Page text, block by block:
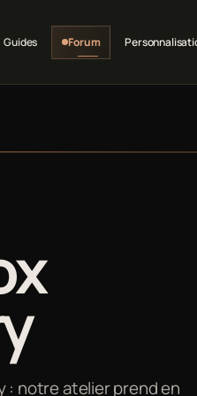
Guides Forum
: notre atelier prend en